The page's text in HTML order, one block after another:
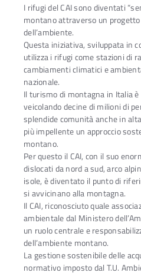
I rifugi del CAI sono diventati
montano attraverso un
dell’ambiente.
Questa iniziativa, sviluppata in
utilizza i rifugi come stazioni di
cambiamenti climatici e
nazionale.
Il turismo di montagna in Italia
veicolando decine di milioni di
splendide comunità anche in
più impellente un approccio
montano.
Per questo il CAI, con il suo
dislocati da nord a sud, arco
isole, è diventato il punto di
si avvicinano alla montagna.
Il CAI, riconosciuto quale
ambientale dal Ministero
un ruolo centrale e
dell’ambiente montano.
La gestione sostenibile delle
normativo imposto dal T.U.